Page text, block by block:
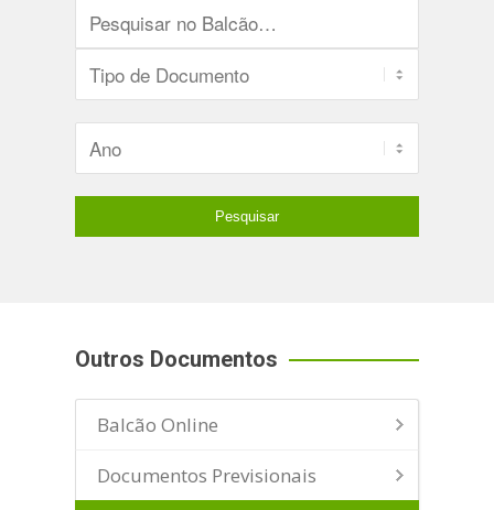
Outros Documentos
Balcão Online
Documentos Previsionais